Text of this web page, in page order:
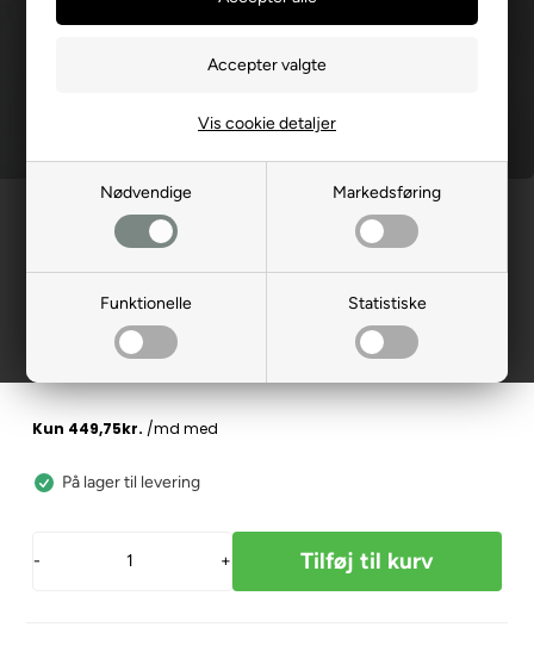
Nødvendige Markedsføring
Funktionelle Statistiske
Vis cookie detaljer
Reservedele»
Kåbe, bag, grå, LM-350-500 A
117066
1.799,00
På lager til levering
- +